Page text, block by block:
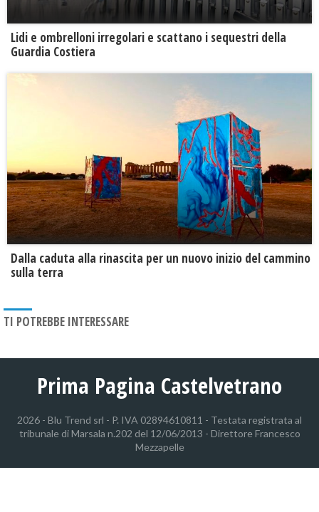
Lidi e ombrelloni irregolari e scattano i sequestri della
Guardia Costiera
Dalla caduta alla rinascita per un nuovo inizio del cammino
sulla terra
TI POTREBBE INTERESSARE
Prima Pagina Castelvetrano
2026 - Blu Trend srl - P. IVA 02894610811 - Testata registrata al
tribunale di Marsala n.202 del 12/06/2013 - Direttore Francesco
Mezzapelle